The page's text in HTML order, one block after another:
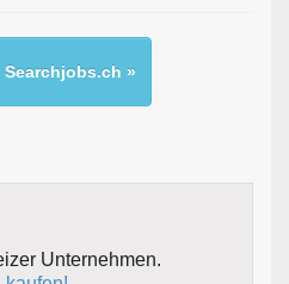
Searchjobs.ch »
Unternehmen.